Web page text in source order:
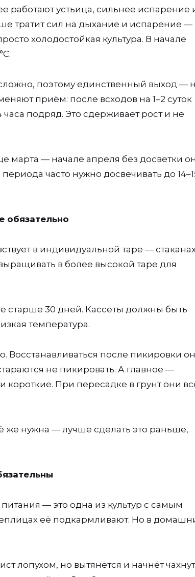
устьица, сильнее испарение
тратит сил на дыхание и испарение —
холодостойкая культура. В начале
поэтому единственный выход —
приём: после всходов на 1–2 суток
подряд. Это сдерживает рост и не
марта — начале апреля без досветки
часто нужно досвечивать до
обязательно
в индивидуальной таре —
в более высокой таре для
старше 30 дней. Кассеты должны быть
температура.
Восстанавливаться после пикировки
не пикировать. А главное —
короткие. При пересадке в грунт они
же нужна — лучше сделать это раньше,
— это одна из культур с самым
её подкармливают. Но в
лопухом, но вытянется и начнёт